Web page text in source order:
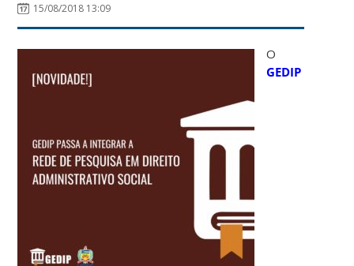
15/08/2018 13:09
O
GEDIP